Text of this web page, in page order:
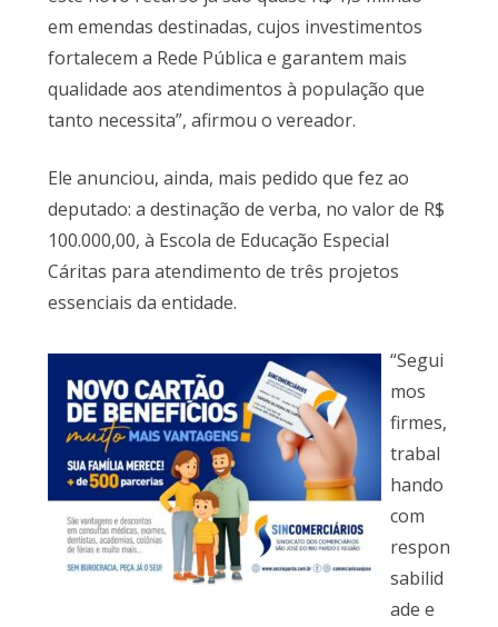
em emendas destinadas, cujos investimentos
fortalecem a Rede Pública e garantem mais
qualidade aos atendimentos à população que
tanto necessita”, afirmou o vereador.
Ele anunciou, ainda, mais pedido que fez ao
deputado: a destinação de verba, no valor de R$
100.000,00, à Escola de Educação Especial
Cáritas para atendimento de três projetos
essenciais da entidade.
“Segui
mos
firmes,
trabal
hando
com
respon
sabilid
ade e